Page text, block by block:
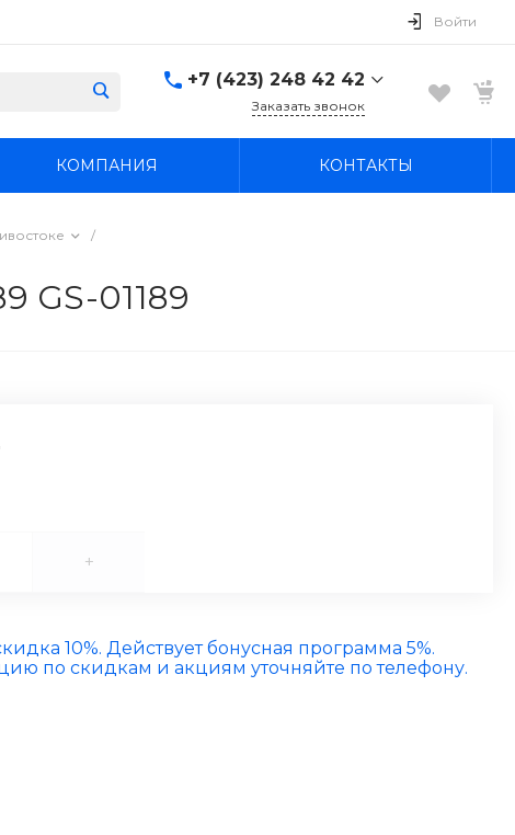
Войти
+7 (423) 248 42 42
Надеждинский район, п.
Заказать звонок
КОМПАНИЯ КОНТАКТЫ
/
GS-01189
+
10%. Действует бонусная программа 5%.
по скидкам и акциям уточняйте по телефону.